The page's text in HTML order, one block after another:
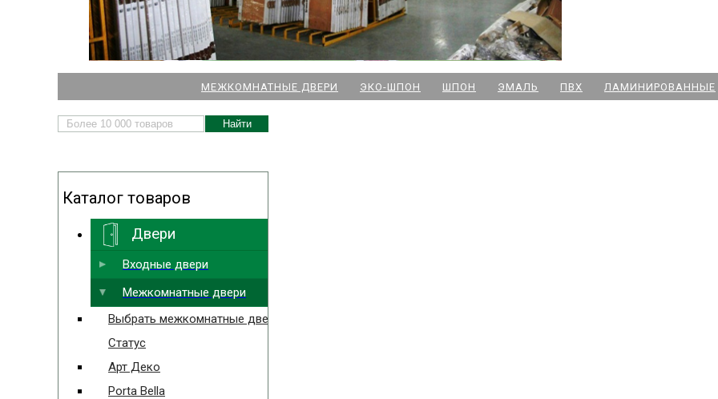
НАШИ МАГАЗИНЫ
ДВЕРЕЙ И ПАРКЕТА
м. Новочеркасская
м. Парк Победы
Выбрать ближайший
МЕЖКОМНАТНЫЕ ДВЕРИ ЭКО-ШПОН ШПОН ЭМАЛЬ ПВХ ЛАМИНИРОВАННЫЕ
Каталог товаров
Двери
Входные двери
Межкомнатные двери
Выбрать межкомнатные двери
Статус
Арт Деко
Porta Bella